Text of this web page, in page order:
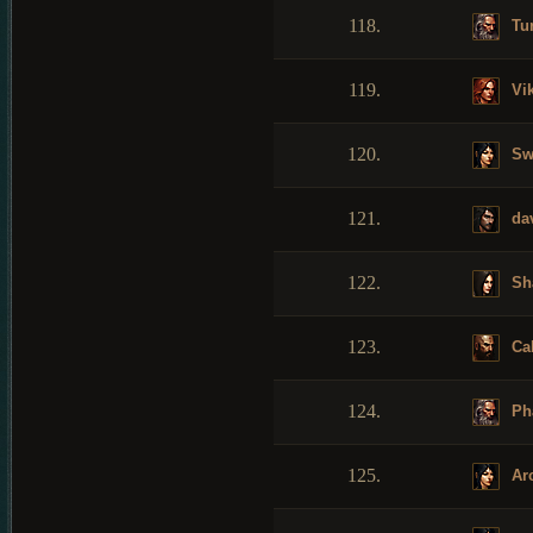
118.
119.
120.
121.
122.
123.
124.
125.